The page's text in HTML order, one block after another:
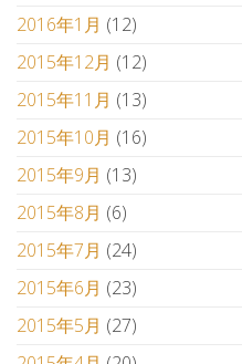
2016年1月 (12)
2015年12月 (12)
2015年11月 (13)
2015年10月 (16)
2015年9月 (13)
2015年8月 (6)
2015年7月 (24)
2015年6月 (23)
2015年5月 (27)